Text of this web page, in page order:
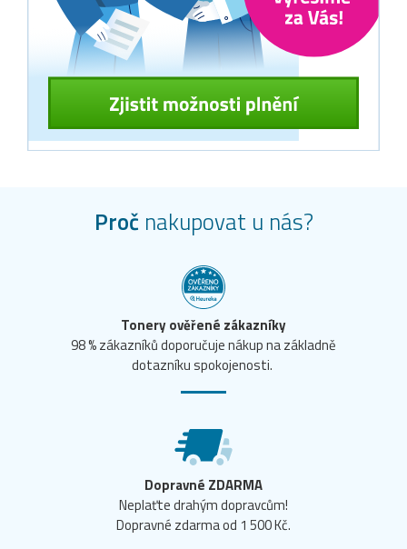
Proč nakupovat u nás?
Tonery ověřené zákazníky
98 % zákazníků doporučuje nákup na základně
dotazníku spokojenosti.
Dopravné ZDARMA
Neplaťte drahým dopravcům!
Dopravné zdarma od 1 500 Kč.